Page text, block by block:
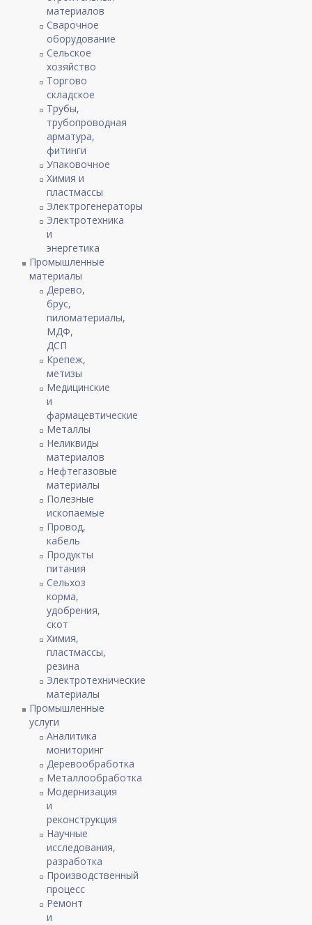
материалов
Сварочное
оборудование
Сельское
хозяйство
Торгово
складское
Трубы,
трубопроводная
арматура,
фитинги
Упаковочное
Химия и
пластмассы
Электрогенераторы
Электротехника
и
энергетика
Промышленные
материалы
Дерево,
брус,
пиломатериалы,
МДФ,
ДСП
Крепеж,
метизы
Медицинские
и
фармацевтические
Металлы
Неликвиды
материалов
Нефтегазовые
материалы
Полезные
ископаемые
Провод,
кабель
Продукты
питания
Сельхоз
корма,
удобрения,
скот
Химия,
пластмассы,
резина
Электротехнические
материалы
Промышленные
услуги
Аналитика
мониторинг
Деревообработка
Металлообработка
Модернизация
и
реконструкция
Научные
исследования,
разработка
Производственный
процесс
Ремонт
и